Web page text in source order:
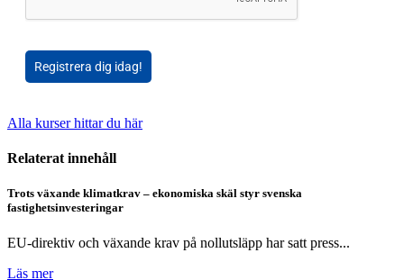
Registrera dig idag!
Alla kurser hittar du här
Relaterat innehåll
Trots växande klimatkrav – ekonomiska skäl styr svenska
fastighetsinvesteringar
EU-direktiv och växande krav på nollutsläpp har satt press...
Läs mer